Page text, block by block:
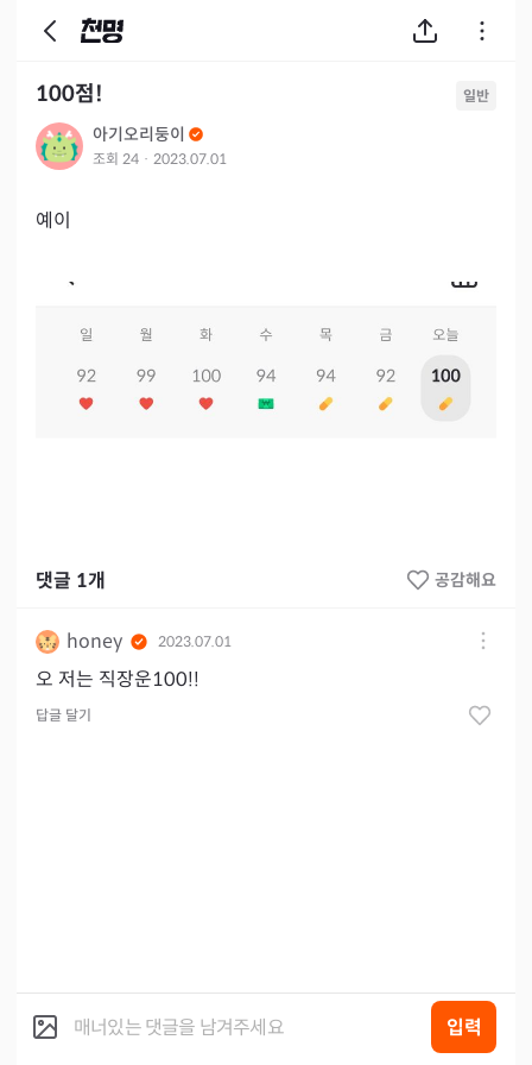
100점! 일반
아기오리둥이
조회 24 · 2023.07.01
예이
댓글 1개 공감해요
honey 2023.07.01
오 저는 직장운100!!
답글 달기
입력